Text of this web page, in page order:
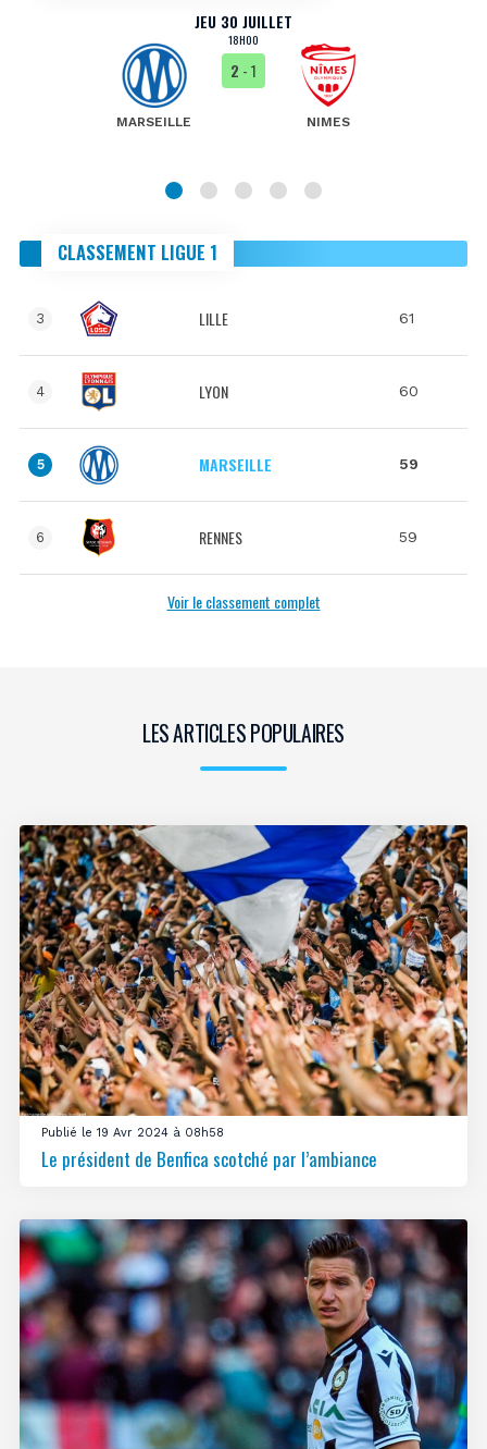
JEU 30 JUILLET
18H00
MARSEILLE
2 - 1
NIMES
CLASSEMENT LIGUE 1
3 LILLE 61
4 LYON 60
5 MARSEILLE 59
6 RENNES 59
Voir le classement complet
LES ARTICLES POPULAIRES
Publié le 19 Avr 2024 à 08h58
Le président de Benfica scotché par l’ambiance